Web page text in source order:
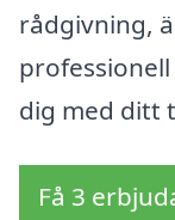
rådgivning,
dig med ditt
Få 3